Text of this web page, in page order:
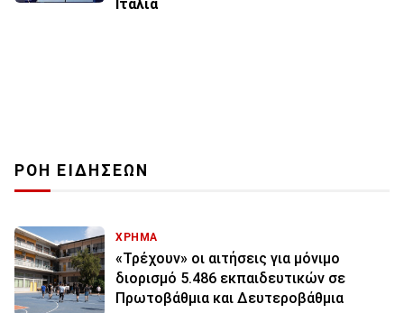
Ιταλία
ΡΟΗ ΕΙΔΗΣΕΩΝ
ΧΡΗΜΑ
«Τρέχουν» οι αιτήσεις για μόνιμο
διορισμό 5.486 εκπαιδευτικών σε
Πρωτοβάθμια και Δευτεροβάθμια